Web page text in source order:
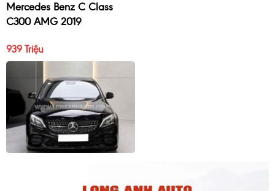
Mercedes Benz C Class
C300 AMG 2019
939 Triệu